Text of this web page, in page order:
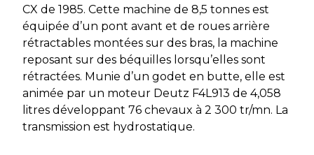
CX de 1985. Cette machine de 8,5 tonnes est
équipée d’un pont avant et de roues arrière
rétractables montées sur des bras, la machine
reposant sur des béquilles lorsqu’elles sont
rétractées. Munie d’un godet en butte, elle est
animée par un moteur Deutz F4L913 de 4,058
litres développant 76 chevaux à 2 300 tr/mn. La
transmission est hydrostatique.